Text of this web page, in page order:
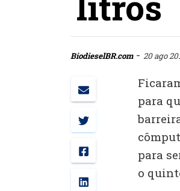
BiodieselBR.com- 20 ago
para
para
o